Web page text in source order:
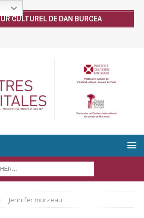
CULTUREL DE DAN BURCEA
Jennifer murzeau